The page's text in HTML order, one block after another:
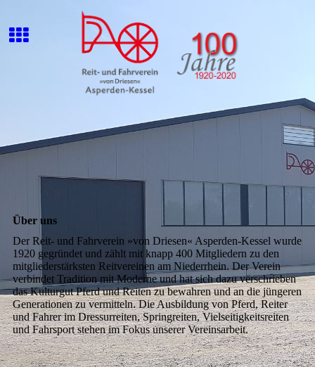
Über uns
Der Reit- und Fahrverein »von Driesen« Asperden-Kessel wurde
1920 gegründet und zählt mit knapp 400 Mitgliedern zu den
mitgliederstärksten Reitvereinen am Niederrhein. Der Verein
verbindet Tradition mit Moderne und hat sich dazu verschrieben
das Kulturgut Pferd und Reiten zu bewahren und an die jüngeren
Generationen zu vermitteln. Die Ausbildung von Pferd, Reiter
und Fahrer im Dressurreiten, Springreiten, Vielseitigkeitsreiten
und Fahrsport stehen im Fokus unserer Vereinsarbeit.